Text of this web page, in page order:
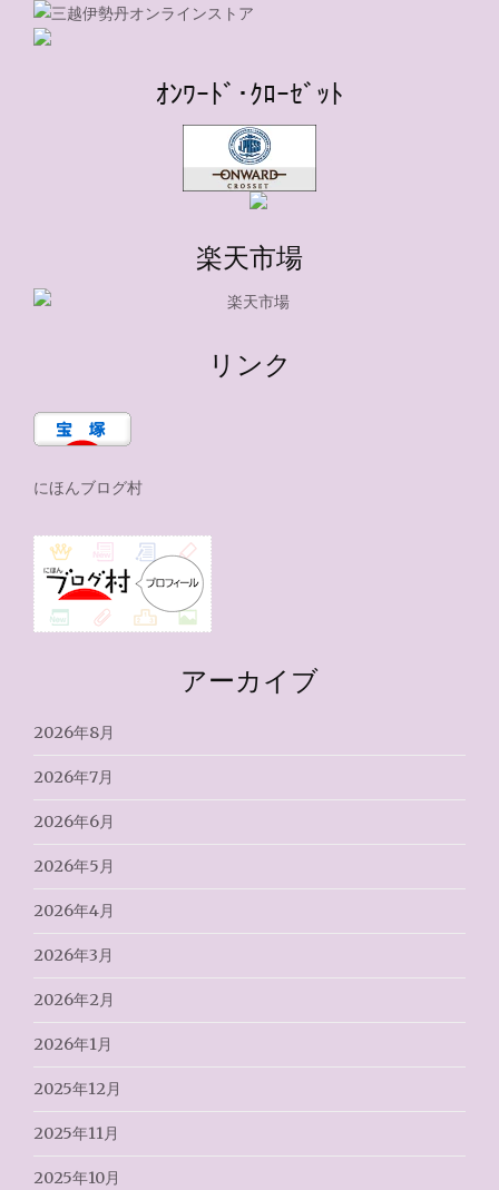
ｵﾝﾜｰﾄﾞ･ｸﾛｰｾﾞｯﾄ
楽天市場
リンク
にほんブログ村
アーカイブ
2026年8月
2026年7月
2026年6月
2026年5月
2026年4月
2026年3月
2026年2月
2026年1月
2025年12月
2025年11月
2025年10月